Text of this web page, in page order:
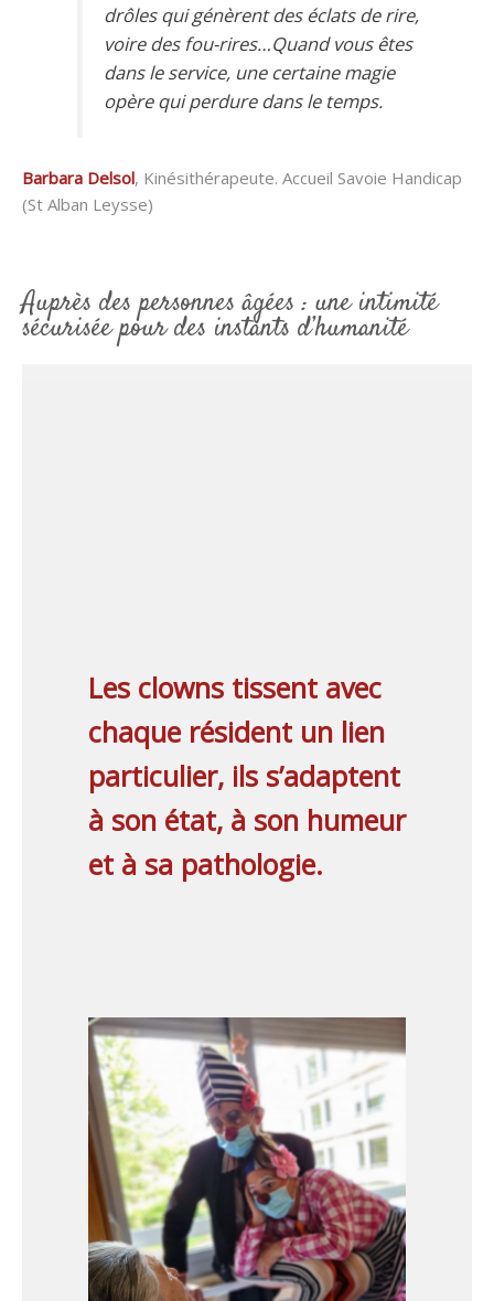
drôles qui génèrent des éclats de rire,
voire des fou-rires…Quand vous êtes
dans le service, une certaine magie
opère qui perdure dans le temps.
Barbara Delsol, Kinésithérapeute. Accueil Savoie Handicap
(St Alban Leysse)
Auprès des personnes âgées : une intimité
sécurisée pour des instants d’humanité
Les clowns tissent avec
chaque résident un lien
particulier, ils s’adaptent
à son état, à son humeur
et à sa pathologie.